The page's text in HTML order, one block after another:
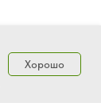
Хорошо